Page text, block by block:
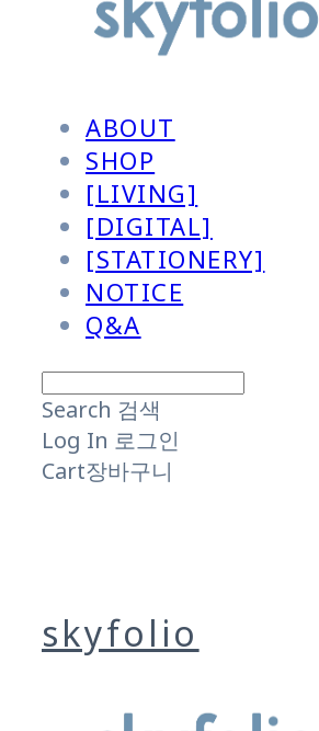
ABOUT
SHOP
[LIVING]
[DIGITAL]
[STATIONERY]
NOTICE
Q&A
Search 검색
Log In 로그인
Cart장바구니
skyfolio